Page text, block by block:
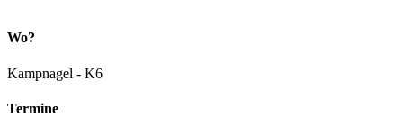
Wo?
Kampnagel - K6
Termine